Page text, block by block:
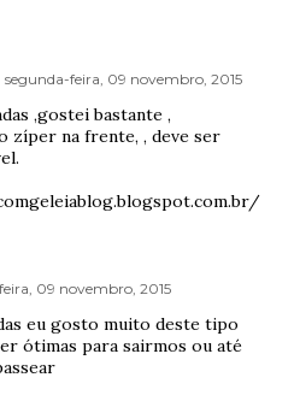
segunda-feira, 09 novembro, 2015
,gostei bastante ,
zíper na frente, , deve ser
09 novembro, 2015
eu gosto muito deste tipo
ótimas para sairmos ou até